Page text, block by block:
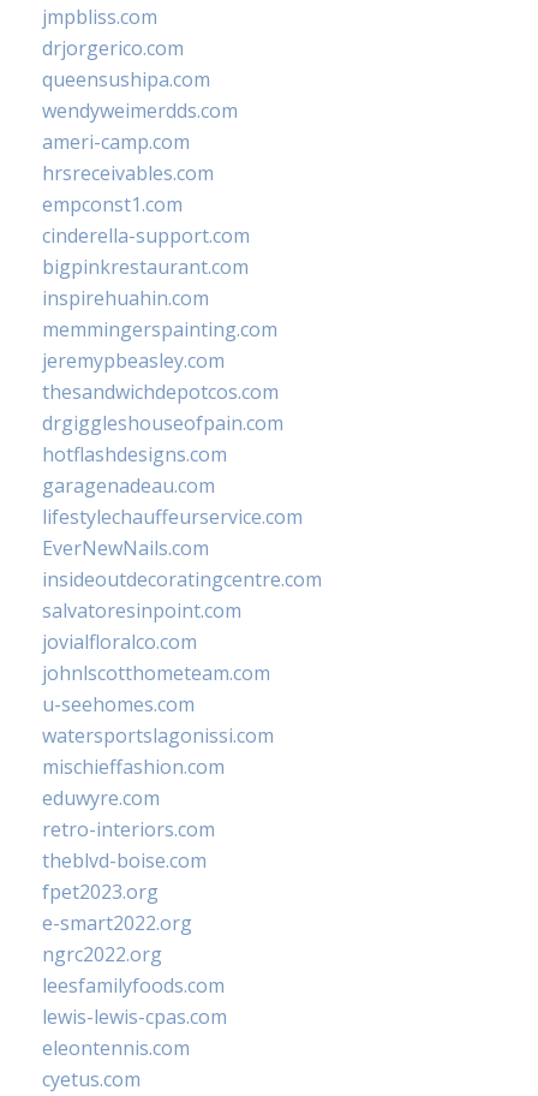
jmpbliss.com
drjorgerico.com
queensushipa.com
wendyweimerdds.com
ameri-camp.com
hrsreceivables.com
empconst1.com
cinderella-support.com
bigpinkrestaurant.com
inspirehuahin.com
memmingerspainting.com
jeremypbeasley.com
thesandwichdepotcos.com
drgiggleshouseofpain.com
hotflashdesigns.com
garagenadeau.com
lifestylechauffeurservice.com
EverNewNails.com
insideoutdecoratingcentre.com
salvatoresinpoint.com
jovialfloralco.com
johnlscotthometeam.com
u-seehomes.com
watersportslagonissi.com
mischieffashion.com
eduwyre.com
retro-interiors.com
theblvd-boise.com
fpet2023.org
e-smart2022.org
ngrc2022.org
leesfamilyfoods.com
lewis-lewis-cpas.com
eleontennis.com
cyetus.com